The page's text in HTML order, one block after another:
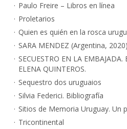
Paulo Freire – Libros en línea
Proletarios
Quien es quién en la rosca
SARA MENDEZ (Argentina,
SECUESTRO EN LA
ELENA QUINTEROS.
Sequestro dos uruguaios
Silvia Federici. Bibliografía
Sitios de Memoria Uruguay. Un
Tricontinental